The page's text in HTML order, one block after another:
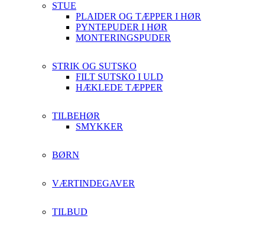
STUE
PLAIDER OG TÆPPER I HØR
PYNTEPUDER I HØR
MONTERINGSPUDER
STRIK OG SUTSKO
FILT SUTSKO I ULD
HÆKLEDE TÆPPER
TILBEHØR
SMYKKER
BØRN
VÆRTINDEGAVER
TILBUD